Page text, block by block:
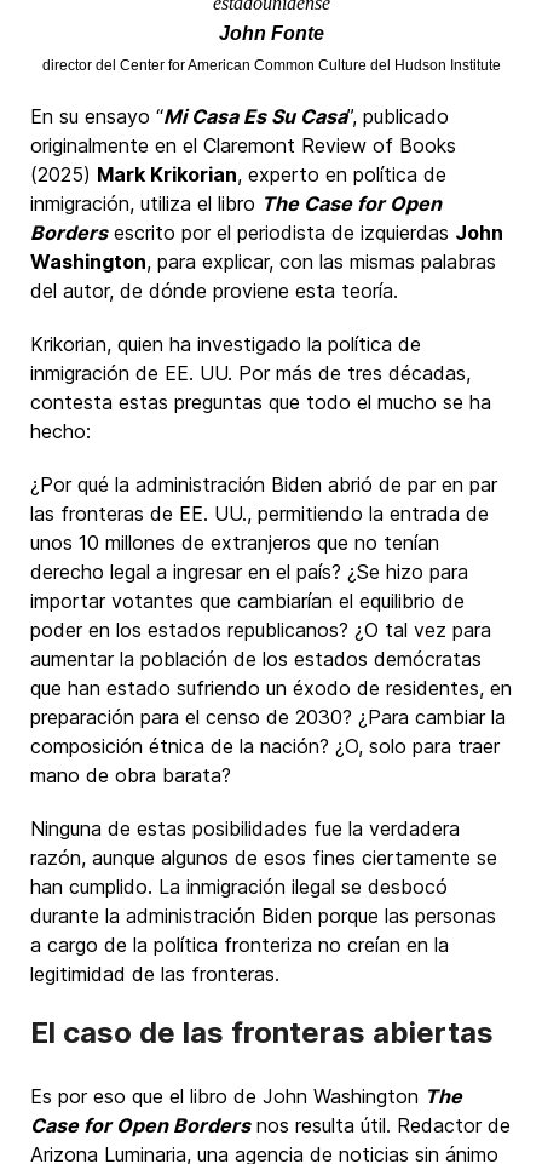
John Fonte
director del Center for American Common Culture del Hudson Institute
En su ensayo “Mi Casa Es Su Casa”, publicado
originalmente en el Claremont Review of Books
(2025) Mark Krikorian, experto en política de
inmigración, utiliza el libro The Case for Open
Bordersescrito por el periodista de izquierdas John
Washington, para explicar, con las mismas palabras
del autor, de dónde proviene esta teoría.
Krikorian, quien ha investigado la política de
inmigración de EE. UU. Por más de tres décadas,
contesta estas preguntas que todo el mucho se ha
hecho:
¿Por qué la administración Biden abrió de par en par
las fronteras de EE. UU., permitiendo la entrada de
unos 10 millones de extranjeros que no tenían
derecho legal a ingresar en el país? ¿Se hizo para
importar votantes que cambiarían el equilibrio de
poder en los estados republicanos? ¿O tal vez para
aumentar la población de los estados demócratas
que han estado sufriendo un éxodo de residentes, en
preparación para el censo de 2030? ¿Para cambiar la
composición étnica de la nación? ¿O, solo para traer
mano de obra barata?
Ninguna de estas posibilidades fue la verdadera
razón, aunque algunos de esos fines ciertamente se
han cumplido. La inmigración ilegal se desbocó
durante la administración Biden porque las personas
a cargo de la política fronteriza no creían en la
legitimidad de las fronteras.
El caso de las fronteras abiertas
Es por eso que el libro de John Washington The
Case for Open Bordersnos resulta útil. Redactor de
Arizona Luminaria, una agencia de noticias sin ánimo